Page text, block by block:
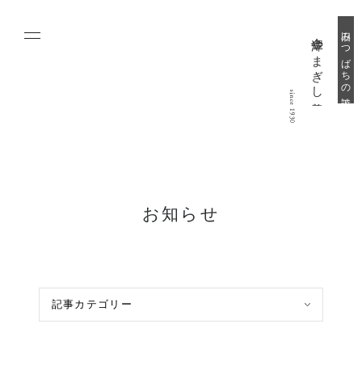
旧みつばちの詩工房
金澤やまぎし養蜂場
お知らせ
記事カテゴリー